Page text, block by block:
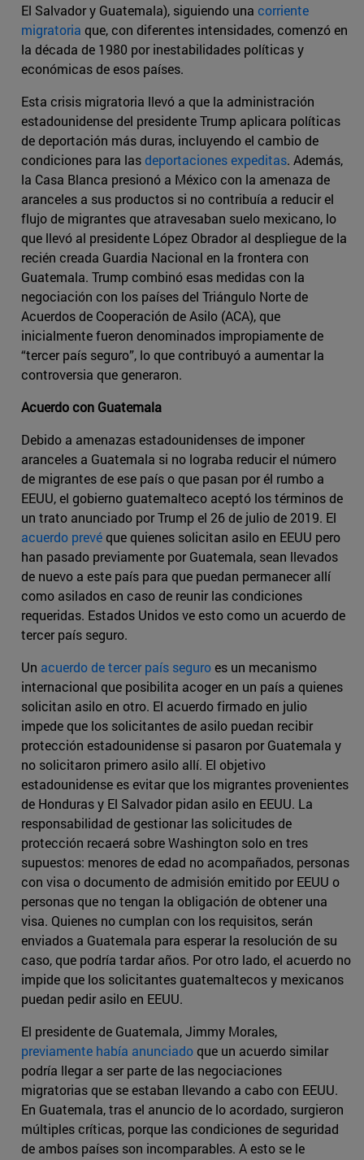
El Salvador y Guatemala), siguiendo una corriente
migratoria que, con diferentes intensidades, comenzó en
la década de 1980 por inestabilidades políticas y
económicas de esos países.
Esta crisis migratoria llevó a que la administración
estadounidense del presidente Trump aplicara políticas
de deportación más duras, incluyendo el cambio de
condiciones para lasdeportaciones expeditas. Además,
la Casa Blanca presionó a México con la amenaza de
aranceles a sus productos si no contribuía a reducir el
flujo de migrantes que atravesaban suelo mexicano, lo
que llevó al presidente López Obrador al despliegue de la
recién creada Guardia Nacional en la frontera con
Guatemala. Trump combinó esas medidas con la
negociación con los países del Triángulo Norte de
Acuerdos de Cooperación de Asilo (ACA), que
inicialmente fueron denominados impropiamente de
“tercer país seguro”, lo que contribuyó a aumentar la
controversia que generaron.
Acuerdo con Guatemala
Debido a amenazas estadounidenses de imponer
aranceles a Guatemala si no lograba reducir el número
de migrantes de ese país o que pasan por él rumbo a
EEUU, el gobierno guatemalteco aceptó los términos de
un trato anunciado por Trump el 26 de julio de 2019. El
acuerdo prevéque quienes solicitan asilo en EEUU pero
han pasado previamente por Guatemala, sean llevados
de nuevo a este país para que puedan permanecer allí
como asilados en caso de reunir las condiciones
requeridas. Estados Unidos ve esto como un acuerdo de
tercer país seguro.
Un acuerdo de tercer país seguroes un mecanismo
internacional que posibilita acoger en un país a quienes
solicitan asilo en otro. El acuerdo firmado en julio
impede que los solicitantes de asilo puedan recibir
protección estadounidense si pasaron por Guatemala y
no solicitaron primero asilo allí. El objetivo
estadounidense es evitar que los migrantes provenientes
de Honduras y El Salvador pidan asilo en EEUU. La
responsabilidad de gestionar las solicitudes de
protección recaerá sobre Washington solo en tres
supuestos: menores de edad no acompañados, personas
con visa o documento de admisión emitido por EEUU o
personas que no tengan la obligación de obtener una
visa. Quienes no cumplan con los requisitos, serán
enviados a Guatemala para esperar la resolución de su
caso, que podría tardar años. Por otro lado, el acuerdo no
impide que los solicitantes guatemaltecos y mexicanos
puedan pedir asilo en EEUU.
El presidente de Guatemala, Jimmy Morales,
previamente había anunciadoque un acuerdo similar
podría llegar a ser parte de las negociaciones
migratorias que se estaban llevando a cabo con EEUU.
En Guatemala, tras el anuncio de lo acordado, surgieron
múltiples críticas, porque las condiciones de seguridad
de ambos países son incomparables. A esto se le